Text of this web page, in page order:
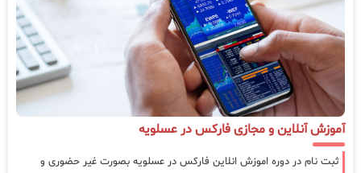
آموزش آنلاین و مجازی فارکس در عسلویه
ثبت نام در دوره اموزش انلاین فارکس در عسلویه بصورت غیر حضوری و